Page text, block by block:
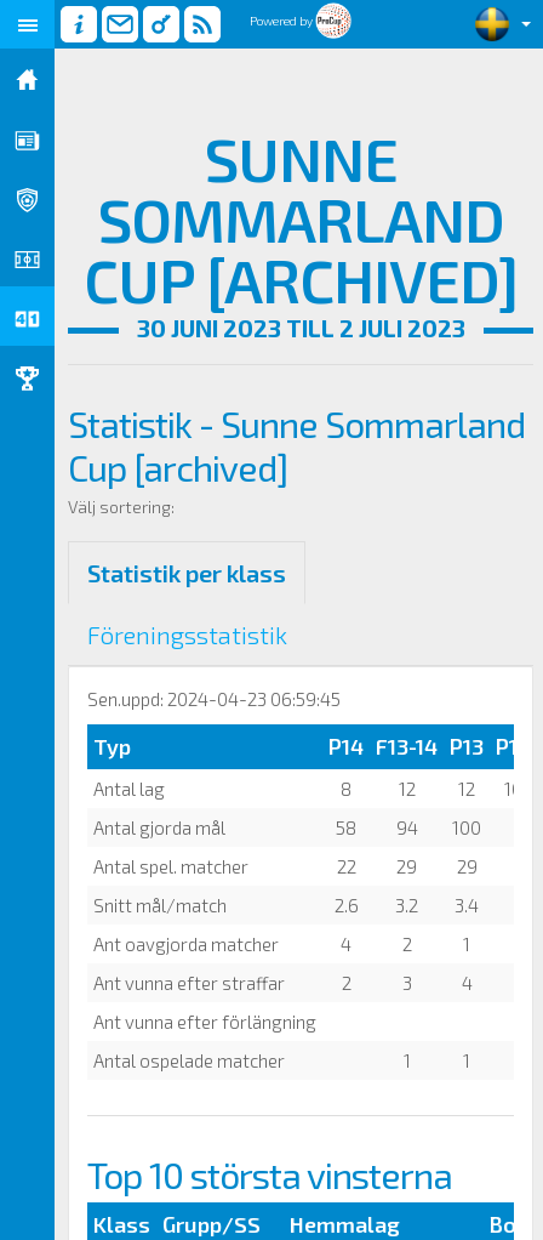
Powered by
SUNNE
SOMMARLAND
CUP [ARCHIVED]
30 JUNI 2023 TILL 2 JULI 2023
Statistik - Sunne Sommarland
Cup [archived]
Välj sortering:
Statistik per klass
Föreningsstatistik
Sen.uppd: 2024-04-23 06:59:45
Typ P14 F13-14 P13 P12
Antal lag 8 12 12
10
Antal gjorda mål
58 94
100
Antal spel. matcher
22 29
29
Snitt mål/match
2.6 3.2
3.4
Ant oavgjorda matcher
4 2
1
Ant vunna efter straffar
2 3
4
Ant vunna efter förlängning
Antal ospelade matcher
1 1
Top 10 största vinsterna
Klass Grupp/SS Hemmalag